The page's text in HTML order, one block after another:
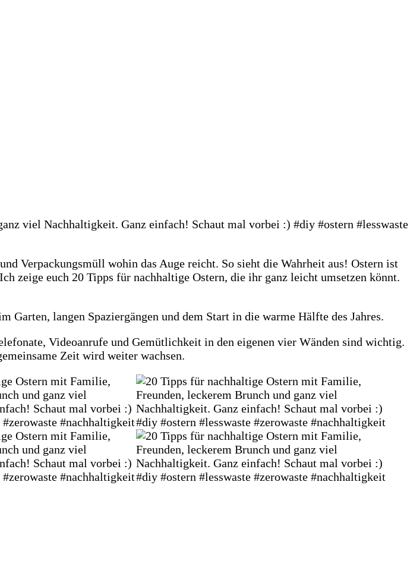
Verpackungsmüll wohin das Auge reicht. So sieht die Wahrheit aus! Ostern ist
zeige euch 20 Tipps für nachhaltige Ostern, die ihr ganz leicht umsetzen könnt.
langen Spaziergängen und dem Start in die warme Hälfte des Jahres.
Videoanrufe und Gemütlichkeit in den eigenen vier Wänden sind wichtig.
Zeit wird weiter wachsen.